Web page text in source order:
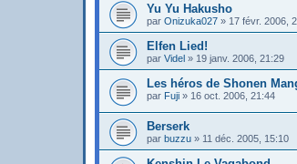
Yu Yu Hakusho
par Onizuka027 » 17 févr. 2006,
Elfen Lied!
par Videl » 19 janv. 2006, 21:29
Les héros de Shonen
par Fuji » 16 oct. 2006, 21:44
Berserk
par buzzu » 11 déc. 2005, 15:10